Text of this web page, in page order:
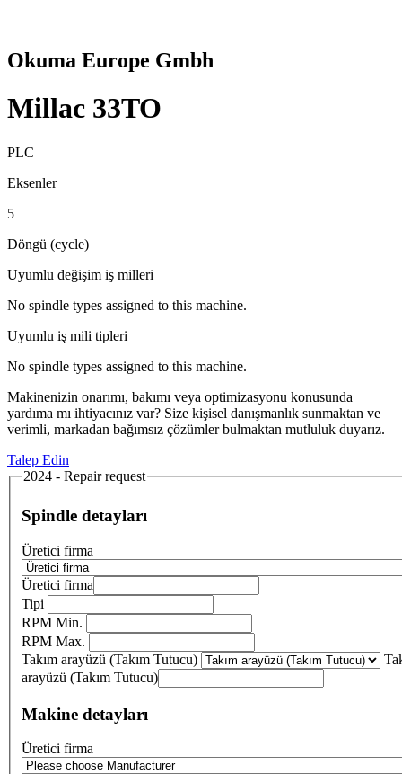
Okuma Europe Gmbh
Millac 33TO
PLC
Eksenler
5
Döngü (cycle)
Uyumlu değişim iş milleri
No spindle types assigned to this machine.
Uyumlu iş mili tipleri
No spindle types assigned to this machine.
Makinenizin onarımı, bakımı veya optimizasyonu konusunda
yardıma mı ihtiyacınız var? Size kişisel danışmanlık sunmaktan ve
verimli, markadan bağımsız çözümler bulmaktan mutluluk duyarız.
Talep Edin
2024 - Repair request
Spindle detayları
Üretici firma
Üretici firma
Tipi
RPM Min.
RPM Max.
Takım arayüzü (Takım Tutucu)
arayüzü (Takım Tutucu)
Makine detayları
Üretici firma